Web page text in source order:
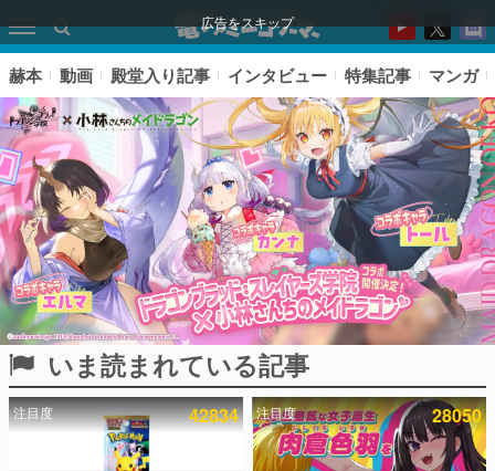
広告をスキップ
ピックアップ
電ファミのいま読まれている記事ランキング
赫本 動画 殿堂入り記事 インタビュー 特集記事 マンガ
いま読まれている記事
注目度 42834 注目度 28050